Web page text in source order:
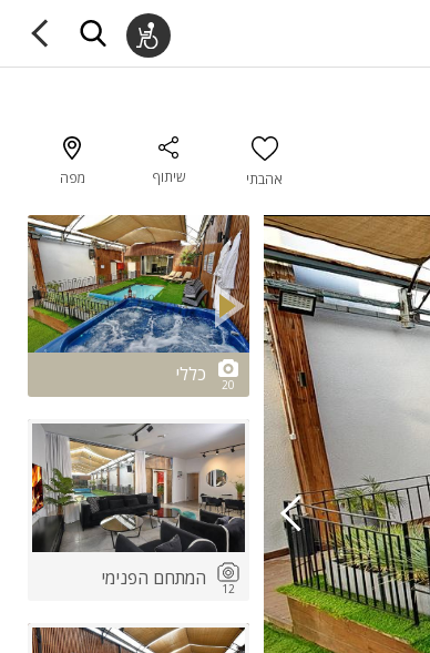
אהבתי שיתוף מפה
2/20
20 כללי
12 המתחם הפנימי